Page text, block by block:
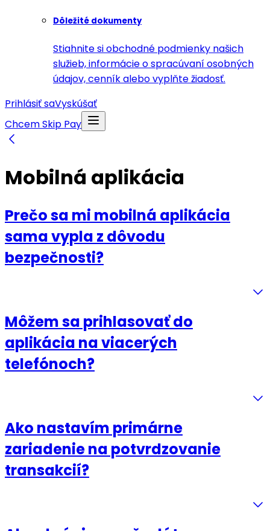
Dôležité dokumenty
Stiahnite si obchodné podmienky našich
služieb, informácie o spracúvaní osobných
údajov, cenník alebo vyplňte žiadosť.
Prihlásiť saVyskúšať
Chcem Skip Pay
Mobilná aplikácia
Prečo sa mi mobilná aplikácia
sama vypla z dôvodu
bezpečnosti?
Môžem sa prihlasovať do
aplikácia na viacerých
telefónoch?
Ako nastavím primárne
zariadenie na potvrdzovanie
transakcií?